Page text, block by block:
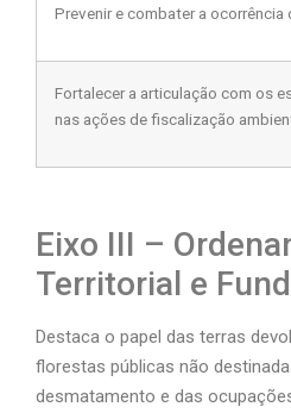
Prevenir e combater a
Fortalecer a articulação com os
nas ações de fiscalização
Eixo III –
Territorial e
Destaca o papel das terras
florestas públicas não
desmatamento e das